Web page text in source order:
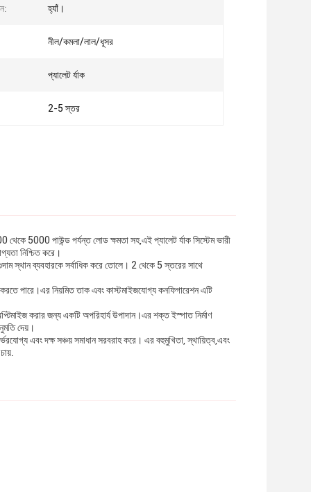
হ্যাঁ।
নীল/কমলা/লাল/ধূসর
প্যালেট র্যাক
2-5 স্তর
থেকে 5000 পাউন্ড পর্যন্ত লোড ক্ষমতা সহ,এই প্যালেট র্যাক সিস্টেম ভারী
নিশ্চিত করে।
স্থান ব্যবহারকে সর্বাধিক করে তোলে। 2 থেকে 5 স্তরের সাথে
পারে।এর নিয়মিত তাক এবং কাস্টমাইজযোগ্য কনফিগারেশন এটি
করার জন্য একটি অপরিহার্য উপাদান।এর শক্ত ইস্পাত নির্মাণ
দেয়।
এবং দক্ষ সঞ্চয় সমাধান সরবরাহ করে। এর বহুমুখিতা, স্থায়িত্ব,এবং